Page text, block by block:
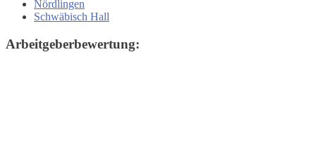
Nördlingen
Schwäbisch Hall
Arbeitgeberbewertung: